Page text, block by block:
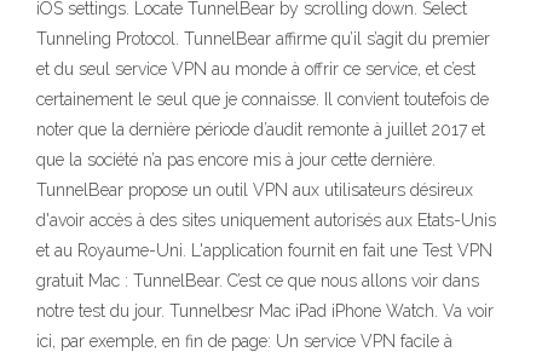
iOS settings. Locate TunnelBear by scrolling down. Select
Tunneling Protocol. TunnelBear affirme qu’il s’agit du premier
et du seul service VPN au monde à offrir ce service, et c’est
certainement le seul que je connaisse. Il convient toutefois de
noter que la dernière période d’audit remonte à juillet 2017 et
que la société n’a pas encore mis à jour cette dernière.
TunnelBear propose un outil VPN aux utilisateurs désireux
d'avoir accès à des sites uniquement autorisés aux Etats-Unis
et au Royaume-Uni. L'application fournit en fait une Test VPN
gratuit Mac : TunnelBear. C’est ce que nous allons voir dans
notre test du jour. Tunnelbesr Mac iPad iPhone Watch. Va voir
ici, par exemple, en fin de page: Un service VPN facile à